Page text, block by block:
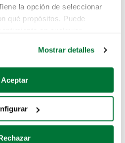
la opción de seleccionar
qué propósitos. Puede
sobre su ubicación geográfica
analizándolo activamente
específicas (huellas
Mostrar detalles
Aceptar
el coche que estás
estos enlaces: